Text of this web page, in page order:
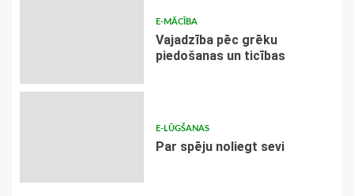
E-MĀCĪBA
Vajadzība pēc grēku
piedošanas un ticības
E-LŪGŠANAS
Par spēju noliegt sevi